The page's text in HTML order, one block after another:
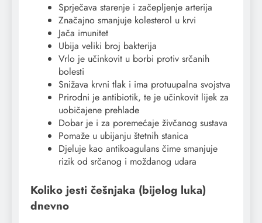
Sprječava starenje i začepljenje arterija
Značajno smanjuje kolesterol u krvi
Jača imunitet
Ubija veliki broj bakterija
Vrlo je učinkovit u borbi protiv srčanih
bolesti
Snižava krvni tlak i ima protuupalna svojstva
Prirodni je antibiotik, te je učinkovit lijek za
uobičajene prehlade
Dobar je i za poremećaje živčanog sustava
Pomaže u ubijanju štetnih stanica
Djeluje kao antikoagulans čime smanjuje
rizik od srčanog i moždanog udara
Koliko jesti češnjaka (bijelog luka)
dnevno